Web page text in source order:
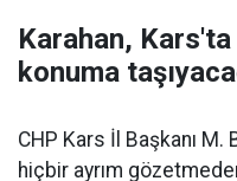
Karahan,
konuma
CHP Kars İl Başkanı M.
hiçbir ayrım